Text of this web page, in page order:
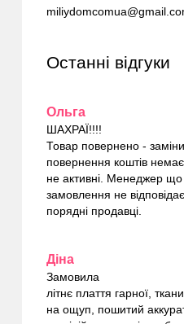
Останні відгуки
Ольга
ШАХРАЇ!!!!
Товар повернено -
повернення коштів
не активні. Менеджер
замовлення не
порядні продавці.
Діна
Замовила
літнє плаття гарної,
на ощуп, пошитий